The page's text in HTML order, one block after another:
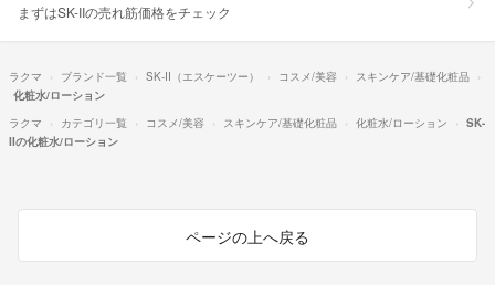
まずはSK-IIの売れ筋価格をチェック
ラクマ ブランド一覧 SK-II（エスケーツー） コスメ/美容
スキンケア/基礎化粧品
化粧水/ローション
ラクマ
カテゴリ一覧 コスメ/美容 スキンケア/基礎化粧品 化粧水/ローション
SK-
IIの化粧水/ローション
ページの上へ戻る